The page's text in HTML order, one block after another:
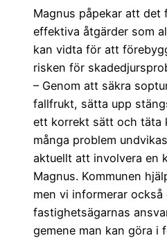
Magnus påpekar att det
effektiva åtgärder som
kan vidta för att
risken för
– Genom att säkra
fallfrukt, sätta upp
ett korrekt sätt och täta
många problem
aktuellt att involvera en
Magnus. Kommunen
men vi informerar också
fastighetsägarnas
gemene man kan göra i